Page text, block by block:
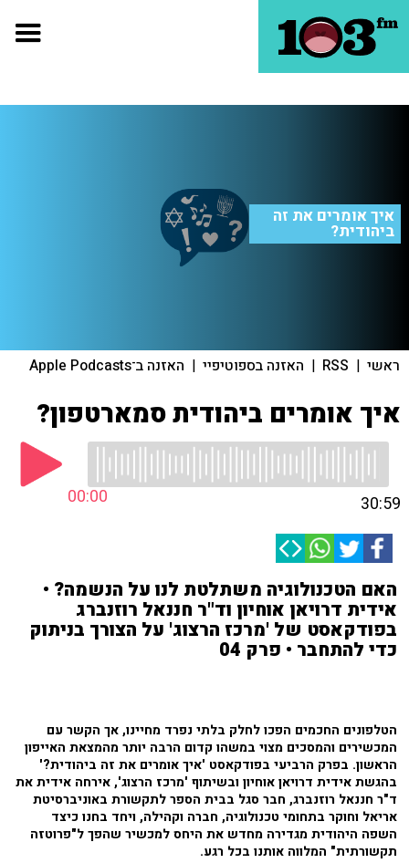
איך אומרים את זה
ביהודית?
ראשי |
RSS
| האזנה בספוטיפיי | האזנה ב־Apple Podcasts
איך אומרים ביהודית סמארטפון?
00:00 30:59
האם הטכנולוגיה משתלטת לנו על הנשמה? •
אידית דרויאן אוחיון וד"ר חננאל רוזנברג
בפודקאסט של 'מרכז הרצוג' על הצורך בניתוק
כדי להתחבר • פרק 04
הטלפונים החכמים הפכו לחלק בלתי נפרד מחיינו, אך הקשר עם
המכשירים והמסכים מצוי במשהו קדום הרבה יותר מהמצאת האייפון
הראשון. בפרק הרביעי בפודקאסט 'איך אומרים את זה ביהודית?'
בהגשת אידית דרויאן אוחיון ובשיתוף 'מרכז הרצוג', אירחה אידית את
ד"ר חננאל רוזנברג, חבר סגל בבית הספר לתקשורת באוניברסיטת
אריאל וחוקר בתחומי טכנולוגיה, חברה וקהילה, ויחד בחנו כיצד
השפה היהודית מגדירה מחדש את היחס למכשיר שהפך ל"פרוטזה
תקשורתית" המלווה אותנו בכל רגע.